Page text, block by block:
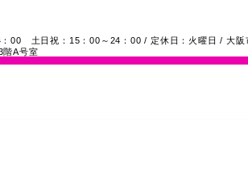
：00 土日祝：15：00～24：00 / 定休日：火曜日 /大阪
階A号室